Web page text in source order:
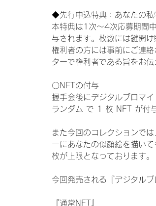
◆先行申込特典：あなたの私
本特典は1次〜4次応募期間
与されます。枚数には鍵開け
権利者の方には事前にご連
ターで権利者である旨をお伝
〇NFTの付与
握手会後にデジタルブロマ
ランダム で 1 枚 NFT が付
また今回のコレクションで
ーにあなたの似顔絵を描い
枚が上限となっております。
今回発売される『デジタル
『通常NFT』